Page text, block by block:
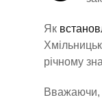
Як
річному
Вважаючи,